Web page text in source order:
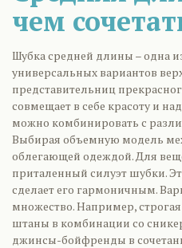
чем
Шубка средней длины – одна
универсальных вариантов
представительниц
совмещает в себе красоту и
можно комбинировать с
Выбирая объемную модель
облегающей одеждой. Для
приталенный силуэт шубки.
сделает его гармоничным.
множество. Например,
штаны в комбинации со
джинсы-бойфренды в